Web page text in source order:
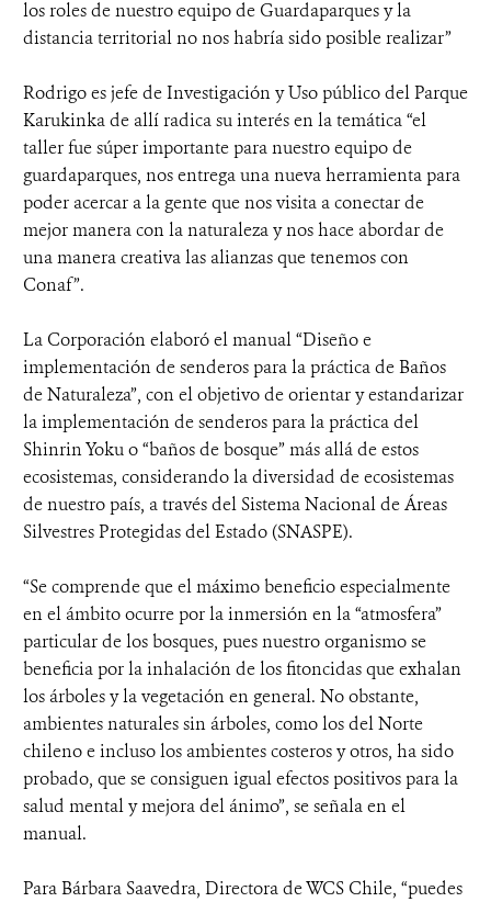
los roles de nuestro equipo de Guardaparques y la
distancia territorial no nos habría sido posible realizar”
Rodrigo es jefe de Investigación y Uso público del Parque
Karukinka de allí radica su interés en la temática “el
taller fue súper importante para nuestro equipo de
guardaparques, nos entrega una nueva herramienta para
poder acercar a la gente que nos visita a conectar de
mejor manera con la naturaleza y nos hace abordar de
una manera creativa las alianzas que tenemos con
Conaf”.
La Corporación elaboró el manual “Diseño e
implementación de senderos para la práctica de Baños
de Naturaleza”, con el objetivo de orientar y estandarizar
la implementación de senderos para la práctica del
Shinrin Yoku o “baños de bosque” más allá de estos
ecosistemas, considerando la diversidad de ecosistemas
de nuestro país, a través del Sistema Nacional de Áreas
Silvestres Protegidas del Estado (SNASPE).
“Se comprende que el máximo beneficio especialmente
en el ámbito ocurre por la inmersión en la “atmosfera”
particular de los bosques, pues nuestro organismo se
beneficia por la inhalación de los fitoncidas que exhalan
los árboles y la vegetación en general. No obstante,
ambientes naturales sin árboles, como los del Norte
chileno e incluso los ambientes costeros y otros, ha sido
probado, que se consiguen igual efectos positivos para la
salud mental y mejora del ánimo”, se señala en el
manual.
Para Bárbara Saavedra, Directora de WCS Chile, “puedes